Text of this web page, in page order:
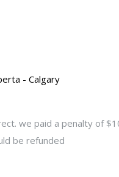
- Calgary
we paid a penalty of
be refunded